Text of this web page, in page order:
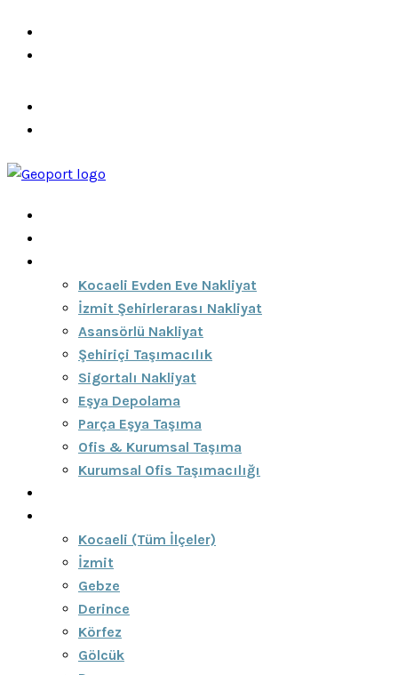
Kocaeli Evden Eve Nakliyat
İzmit Şehirlerarası Nakliyat
Asansörlü Nakliyat
Şehiriçi Taşımacılık
Sigortalı Nakliyat
Eşya Depolama
Parça Eşya Taşıma
Ofis & Kurumsal Taşıma
Kurumsal Ofis Taşımacılığı
Kocaeli (Tüm İlçeler)
İzmit
Gebze
Derince
Körfez
Gölcük